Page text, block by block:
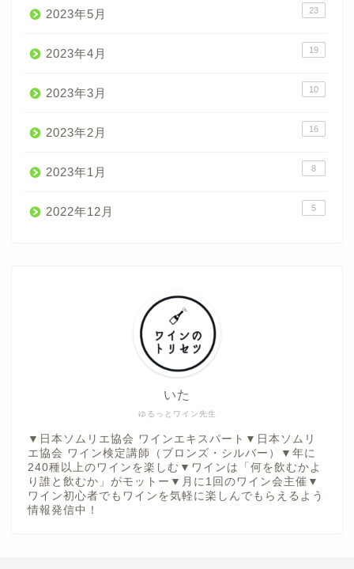
2023年5月 23
2023年4月 19
2023年3月 10
2023年2月 16
2023年1月 8
2022年12月 5
ゆるっとワイン先生
いた
▼日本ソムリエ協会 ワインエキスパート▼日本ソムリ
エ協会 ワイン検定講師（ブロンズ・シルバー）▼年に
240種以上のワインを楽しむ▼ワインは「何を飲むかよ
り誰と飲むか」がモットー▼月に1回のワイン会主催▼
ワイン初心者でもワインを気軽に楽しんでもらえるよう
情報発信中！